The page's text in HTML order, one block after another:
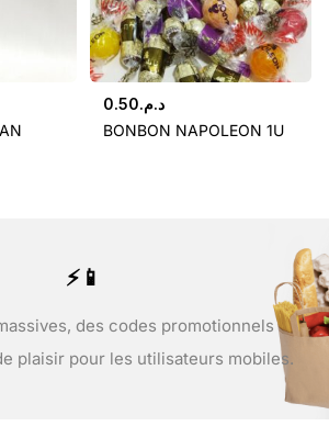
د.م.0.50
BONBON NAPOLEON 1U
⚡📱
des codes promotionnels
plaisir pour les utilisateurs mobiles.